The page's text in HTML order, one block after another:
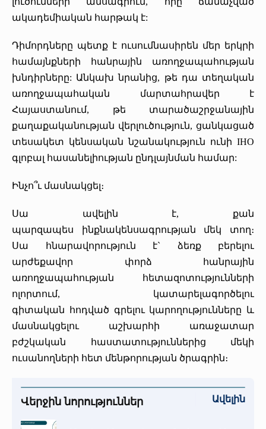
ակադեմիական հարթակ է:
Դիմորդները պետք է ուսումնասիրեն մեր երկրի
համայնքների հանրային առողջապահության
խնդիրները: Անկախ նրանից, թե դա տեղական
առողջապահական մարտահրավեր է
Հայաստանում, թե տարածաշրջանային
քաղաքականության վերլուծություն, ցանկացած
տեսակետ կենսական նշանակություն ունի IHO
գլոբալ հասանելիության ընդլայնման համար:
Ինչո՞ւ մասնակցել։
Սա ավելին է, քան
պարզապես ինքնակենսագրության մեկ տող։
Սա հնարավորություն է` ձեռք բերելու
արժեքավոր փորձ հանրային
առողջապահության հետազոտությունների
ոլորտում, կատարելագործելու
գիտական հոդված գրելու կարողությունները և
մասնակցելու աշխարհի առաջատար
բժշկական հաստատություններից մեկի
ուսանողների հետ մենթորության ծրագրին։
Վերջին նորություններ Ավելին